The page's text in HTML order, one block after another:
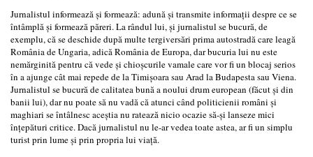
Jurnalistul informează şi formează: adună şi transmite informaţii despre ce se
întâmplă şi formează păreri. La rândul lui, şi jurnalistul se bucură, de
exemplu, că se deschide după multe tergiversări prima autostradă care leagă
România de Ungaria, adică România de Europa, dar bucuria lui nu este
nemărginită pentru că vede şi chioşcurile vamale care vor fi un blocaj serios
în a ajunge cât mai repede de la Timişoara sau Arad la Budapesta sau Viena.
Jurnalistul se bucură de calitatea bună a noului drum european (făcut şi din
banii lui), dar nu poate să nu vadă că atunci când politicienii români şi
maghiari se întâlnesc aceştia nu ratează nicio ocazie să-şi lanseze mici
înţepături critice. Dacă jurnalistul nu le-ar vedea toate astea, ar fi un simplu
turist prin lume şi prin propria lui viaţă.